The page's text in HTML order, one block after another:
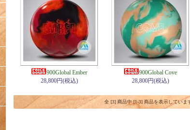
900Global Ember
28,800円(税込)
900Global Cove
28,800円(税込)
全 [3] 商品中 [1-3] 商品を表示していま